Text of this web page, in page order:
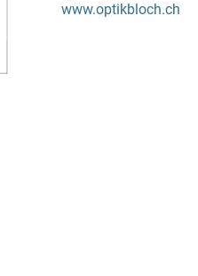
www.optikbloch.ch